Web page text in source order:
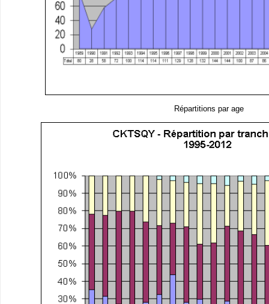
Répartitions par age